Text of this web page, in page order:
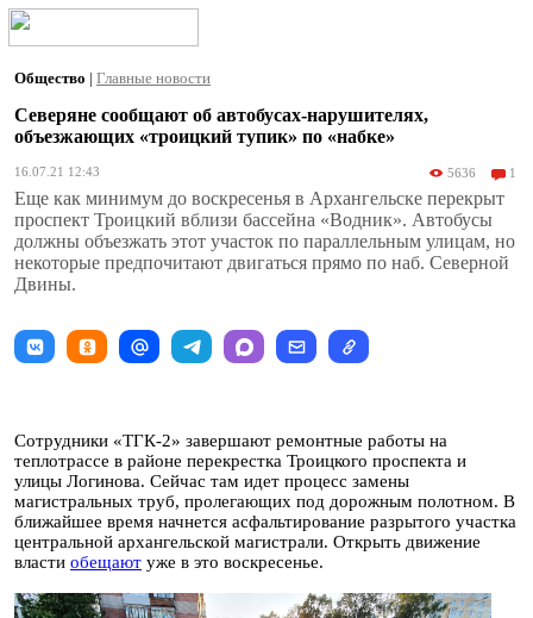
Общество | Главные новости
Северяне сообщают об автобусах-нарушителях,
объезжающих «троицкий тупик» по «набке»
16.07.21 12:43 5636 1
Еще как минимум до воскресенья в Архангельске перекрыт
проспект Троицкий вблизи бассейна «Водник». Автобусы
должны объезжать этот участок по параллельным улицам, но
некоторые предпочитают двигаться прямо по наб. Северной
Двины.
Сотрудники «ТГК-2» завершают ремонтные работы на
теплотрассе в районе перекрестка Троицкого проспекта и
улицы Логинова. Сейчас там идет процесс замены
магистральных труб, пролегающих под дорожным полотном. В
ближайшее время начнется асфальтирование разрытого участка
центральной архангельской магистрали. Открыть движение
власти обещают уже в это воскресенье.